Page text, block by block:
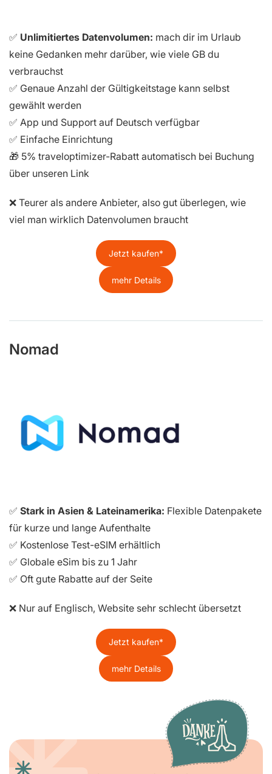
✅ Unlimitiertes Datenvolumen: mach dir im Urlaub
keine Gedanken mehr darüber, wie viele GB du
verbrauchst
✅ Genaue Anzahl der Gültigkeitstage kann selbst
gewählt werden
✅ App und Support auf Deutsch verfügbar
✅ Einfache Einrichtung
🎁 5% traveloptimizer-Rabatt automatisch bei Buchung
über unseren Link
❌ Teurer als andere Anbieter, also gut überlegen, wie
viel man wirklich Datenvolumen braucht
Jetzt kaufen
mehr Details
Nomad
✅ Stark in Asien & Lateinamerika: Flexible Datenpakete
für kurze und lange Aufenthalte
✅ Kostenlose Test-eSIM erhältlich
✅ Globale eSim bis zu 1 Jahr
✅ Oft gute Rabatte auf der Seite
❌ Nur auf Englisch, Website sehr schlecht übersetzt
Jetzt kaufen
mehr Details